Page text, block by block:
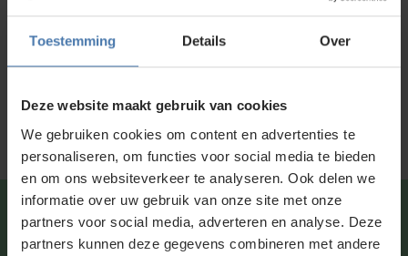
Toestemming Details Over
Deze website maakt gebruik van cookies
We gebruiken cookies om content en advertenties te
personaliseren, om functies voor social media te bieden
en om ons websiteverkeer te analyseren. Ook delen we
informatie over uw gebruik van onze site met onze
partners voor social media, adverteren en analyse. Deze
partners kunnen deze gegevens combineren met andere
Productinformatie
Snel en direct contact?
We beantwoorden je vragen
graag viaWhatsapp.